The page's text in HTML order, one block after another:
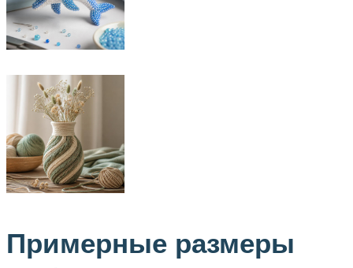
Примерные размеры